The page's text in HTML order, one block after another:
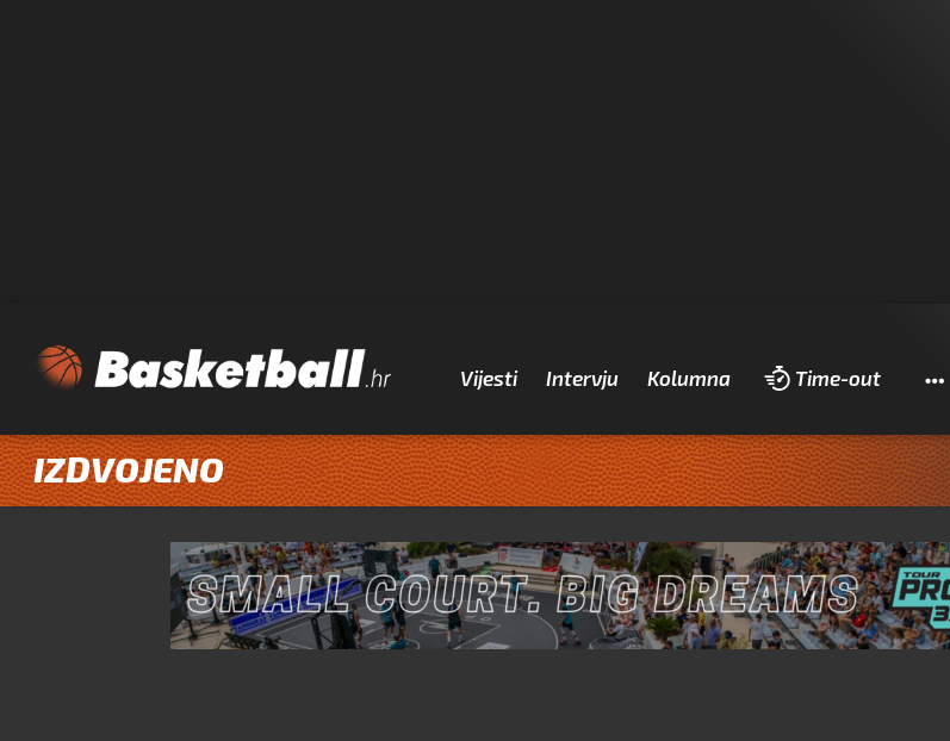
Vijesti Intervju Kolumna Time-out Pretraži
IZDVOJENO